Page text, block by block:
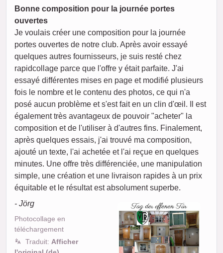
Bonne composition pour la journée portes
ouvertes
Je voulais créer une composition pour la journée
portes ouvertes de notre club. Après avoir essayé
quelques autres fournisseurs, je suis resté chez
rapidcollage parce que l'offre y était parfaite. J'ai
essayé différentes mises en page et modifié plusieurs
fois le nombre et le contenu des photos, ce qui n'a
posé aucun problème et s'est fait en un clin d'œil. Il est
également très avantageux de pouvoir "acheter" la
composition et de l'utiliser à d'autres fins. Finalement,
après quelques essais, j'ai trouvé ma composition,
ajouté un texte, l'ai achetée et l'ai reçue en quelques
minutes. Une offre très différenciée, une manipulation
simple, une création et une livraison rapides à un prix
équitable et le résultat est absolument superbe.
- Jörg
Photocollage en
téléchargement
Traduit: Afficher